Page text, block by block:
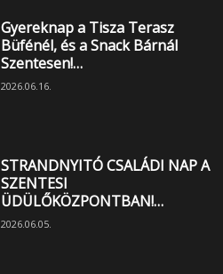
Gyereknap a Tisza Terasz
Büfénél, és a Snack Bárnál
Szentesen!…
2026.06.16.
STRANDNYITÓ CSALÁDI NAP A
SZENTESI
ÜDÜLŐKÖZPONTBAN!…
2026.06.05.